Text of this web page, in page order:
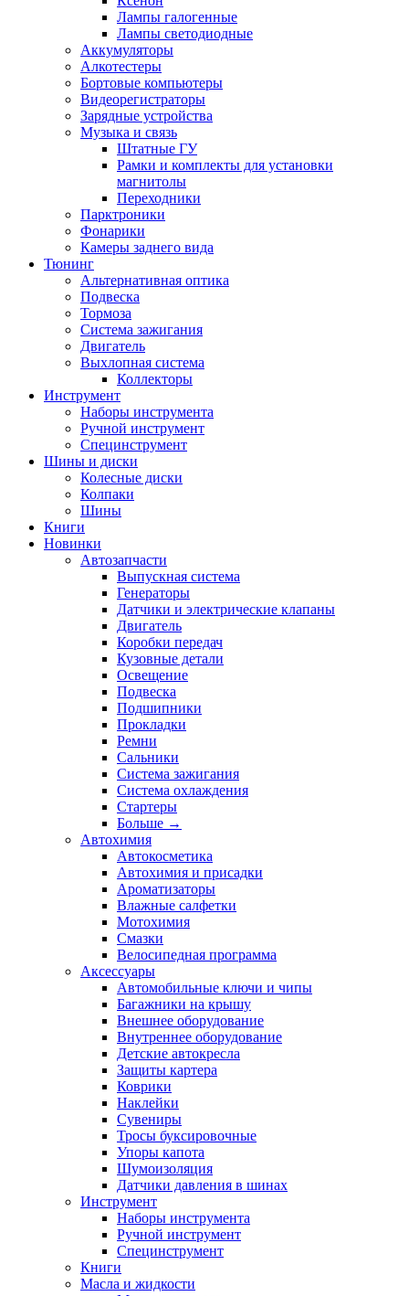
Лампы галогенные
Лампы светодиодные
Аккумуляторы
Алкотестеры
Бортовые компьютеры
Видеорегистраторы
Зарядные устройства
Музыка и связь
Штатные ГУ
Рамки и комплекты для установки
магнитолы
Переходники
Парктроники
Фонарики
Камеры заднего вида
Тюнинг
Альтернативная оптика
Подвеска
Тормоза
Система зажигания
Двигатель
Выхлопная система
Коллекторы
Инструмент
Наборы инструмента
Ручной инструмент
Специнструмент
Шины и диски
Колесные диски
Колпаки
Шины
Книги
Новинки
Автозапчасти
Выпускная система
Генераторы
Датчики и электрические клапаны
Двигатель
Коробки передач
Кузовные детали
Освещение
Подвеска
Подшипники
Прокладки
Ремни
Сальники
Система зажигания
Система охлаждения
Стартеры
Больше →
Автохимия
Автокосметика
Автохимия и присадки
Ароматизаторы
Влажные салфетки
Мотохимия
Смазки
Велосипедная программа
Аксессуары
Автомобильные ключи и чипы
Багажники на крышу
Внешнее оборудование
Внутреннее оборудование
Детские автокресла
Защиты картера
Коврики
Наклейки
Сувениры
Тросы буксировочные
Упоры капота
Шумоизоляция
Датчики давления в шинах
Инструмент
Наборы инструмента
Ручной инструмент
Специнструмент
Книги
Масла и жидкости